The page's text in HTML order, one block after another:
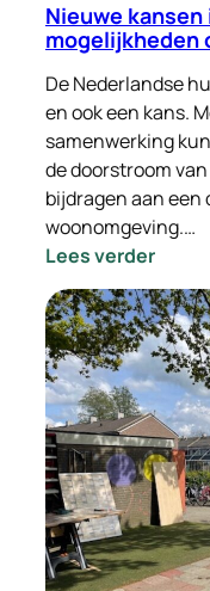
Nieuwe
mogelijkheden
De Nederlandse
en ook een kans.
samenwerking
de doorstroom
bijdragen aan
woonomgeving.…
Lees verder:
in
om
te